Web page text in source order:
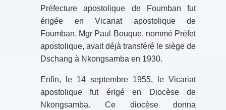
Préfecture apostolique de Foumban fut
érigée en Vicariat apostolique de
Foumban. Mgr Paul Bouque, nommé Préfet
apostolique, avait déjà transféré le siège de
Dschang à Nkongsamba en 1930.
Enfin, le 14 septembre 1955, le Vicariat
apostolique fut érigé en Diocèse de
Nkongsamba. Ce diocèse donna